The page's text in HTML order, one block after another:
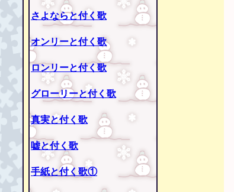
さよならと付く歌
オンリーと付く歌
ロンリーと付く歌
グローリーと付く歌
真実と付く歌
嘘と付く歌
手紙と付く歌①